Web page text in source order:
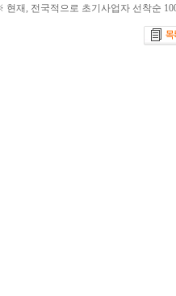
현재, 전국적으로 초기사업자 선착순